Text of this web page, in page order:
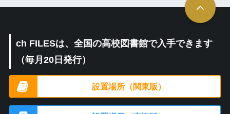
ch FILESは、全国の高校図書館で入手できます
（毎月20日発行）
設置場所（関東版）